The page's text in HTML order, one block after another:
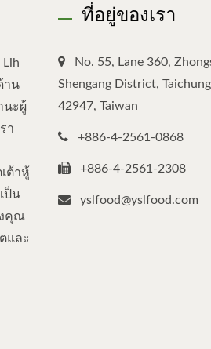
าน
นะผู้
า
ต้าหู้
ป็น
คุณ
และ
ที่อยู่ของเรา
No. 55, Lane 360,
Shengang District,
42947, Taiwan
+886-4-2561-0868
+886-4-2561-2308
yslfood@yslfood.com